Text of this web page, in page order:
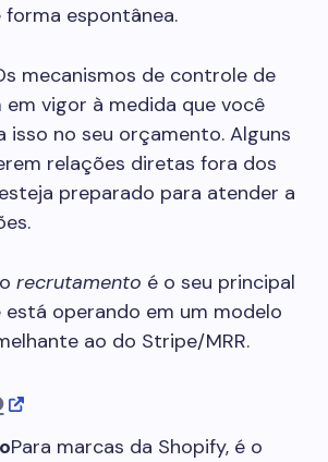
espontânea.
mecanismos de controle de
vigor à medida que você
isso no seu orçamento. Alguns
relações diretas fora dos
preparado para atender a
recrutamento é o seu principal
está operando em um modelo
ao do Stripe/MRR.
Para marcas da Shopify, é o